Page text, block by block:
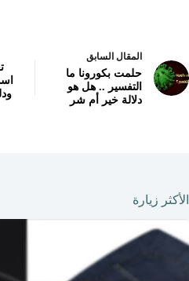
المقال السابق
حلمت بكورونا ما
التفسير .. هل هو
دلالة خير أم شر
الأكثر زيارة